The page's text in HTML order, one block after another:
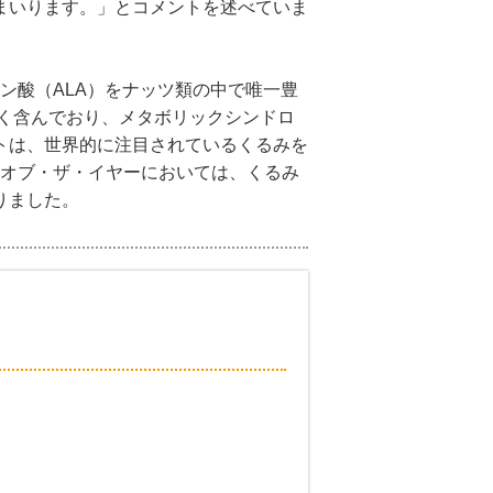
ります。」とコメントを述べていま
酸（ALA）をナッツ類の中で唯一豊
含んでおり、メタボリックシンドロ
、世界的に注目されているくるみを
ブ・ザ・イヤーにおいては、くるみ
した。